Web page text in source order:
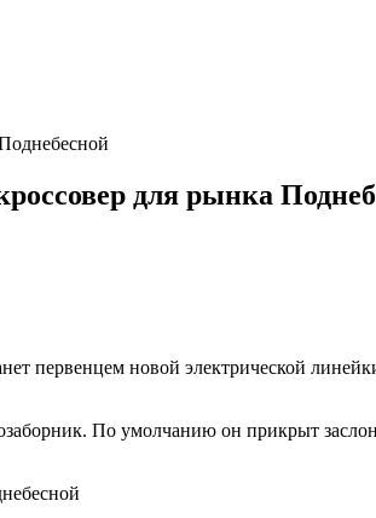
для рынка
первенцем новой электрической
По умолчанию он прикрыт